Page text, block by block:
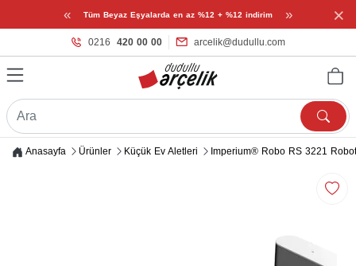
« Tüm Beyaz Eşyalarda en az %12 + %12 indirim » ×
0216 420 00 00 arcelik@dudullu.com
Anasayfa Ürünler Küçük Ev Aletleri Imperium® Robo RS 3221